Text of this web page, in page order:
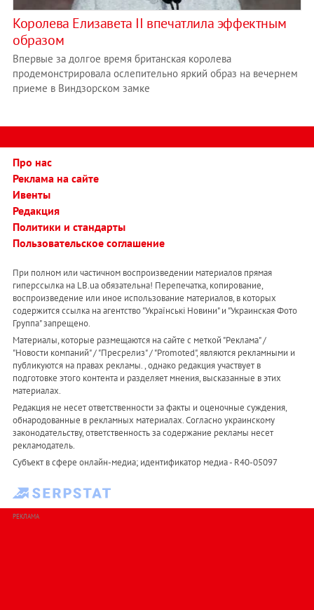
Королева Елизавета II впечатлила эффектным
образом
Впервые за долгое время британская королева
продемонстрировала ослепительно яркий образ на вечернем
приеме в Виндзорском замке
Про нас
Реклама на сайте
Ивенты
Редакция
Политики и стандарты
Пользовательское соглашение
При полном или частичном воспроизведении материалов прямая
гиперссылка на LB.ua обязательна! Перепечатка, копирование,
воспроизведение или иное использование материалов, в которых
содержится ссылка на агентство "Українськi Новини" и "Украинская Фото
Группа" запрещено.
Материалы, которые размещаются на сайте с меткой "Реклама" /
"Новости компаний" / "Пресрелиз" / "Promoted", являются рекламными и
публикуются на правах рекламы. , однако редакция участвует в
подготовке этого контента и разделяет мнения, высказанные в этих
материалах.
Редакция не несет ответственности за факты и оценочные суждения,
обнародованные в рекламных материалах. Согласно украинскому
законодательству, ответственность за содержание рекламы несет
рекламодатель.
Субъект в сфере онлайн-медиа; идентификатор медиа - R40-05097
РЕКЛАМА